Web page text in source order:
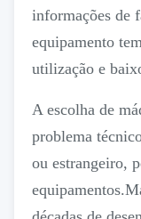
informações de
equipamento
utilização e
A escolha de
problema
ou estrangeiro,